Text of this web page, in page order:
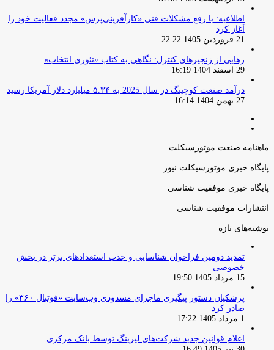
اطلاعیه: با رفع مشکلات فنی «کارآفرینی‌پرس» مجدد فعالیت خود را
آغاز کرد
21 فروردین 1405 22:22
رهایی از زنجیرهای کنترل: نگاهی به کتاب «تئوری انتخاب»
29 اسفند 1404 16:19
درآمد صنعت کوچینگ در سال 2025 به ۵.۳۴ میلیارد دلار آمریکا رسید
27 بهمن 1404 16:14
ماهنامه صنعت موتورسیکلت
پایگاه خبری موتورسیکلت نیوز
پایگاه خبری موفقیت شناسی
انتشارات موفقیت شناسی
نوشته‌های تازه
تمدید دومین فراخوان شناسایی و جذب استعدادهای برتر در بخش
خصوصی
15 مرداد 1405 19:50
پزشکیان دستور پیگیری ماجرای مسدودی وب‌سایت «فوتبال ۳۶۰» را
صادر کرد
1 مرداد 1405 17:22
اعلام قوانین جدید شرکت‌های لیزینگ توسط بانک مرکزی